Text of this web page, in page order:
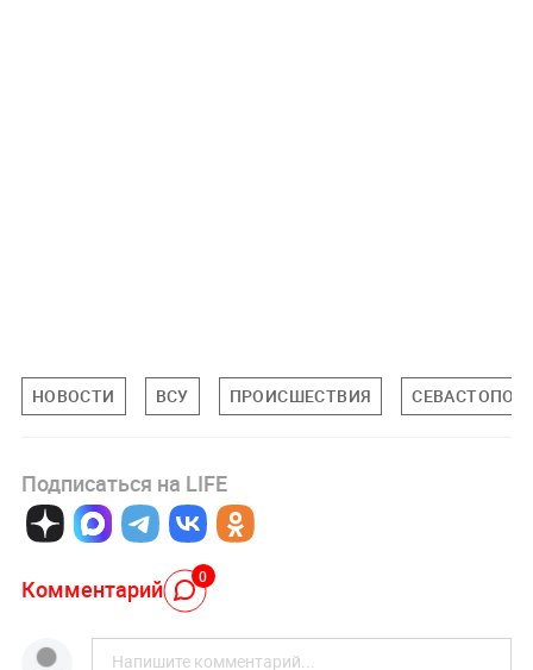
НОВОСТИ ВСУ ПРОИСШЕСТВИЯ
Подписаться на LIFE
Комментарий 0